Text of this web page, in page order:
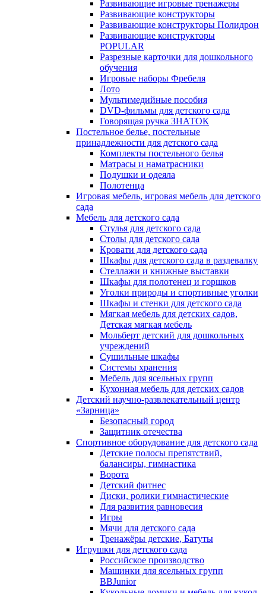
Развивающие игровые тренажеры
Развивающие конструкторы
Развивающие конструкторы Полидрон
Развивающие конструкторы
POPULAR
Разрезные карточки для дошкольного
обучения
Игровые наборы Фребеля
Лото
Мультимедийные пособия
DVD-фильмы для детского сада
Говорящая ручка ЗНАТОК
Постельное белье, постельные
принадлежности для детского сада
Комплекты постельного белья
Матрасы и наматрасники
Подушки и одеяла
Полотенца
Игровая мебель, игровая мебель для детского
сада
Мебель для детского сада
Стулья для детского сада
Столы для детского сада
Кровати для детского сада
Шкафы для детского сада в раздевалку
Стеллажи и книжные выставки
Шкафы для полотенец и горшков
Уголки природы и спортивные уголки
Шкафы и стенки для детского сада
Мягкая мебель для детских садов,
Детская мягкая мебель
Мольберт детский для дошкольных
учреждений
Сушильные шкафы
Системы хранения
Мебель для ясельных групп
Кухонная мебель для детских садов
Детский научно-развлекательный центр
«Зарница»
Безопасный город
Защитник отечества
Спортивное оборудование для детского сада
Детские полосы препятствий,
балансиры, гимнастика
Ворота
Детский фитнес
Диски, ролики гимнастические
Для развития равновесия
Игры
Мячи для детского сада
Тренажёры детские, Батуты
Игрушки для детского сада
Российское производство
Машинки для ясельных групп
BBJunior